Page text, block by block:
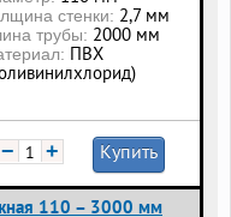
стенки: 2,7 мм
трубы: 2000 мм
ПВХ
− + Купить
110 – 3000 мм